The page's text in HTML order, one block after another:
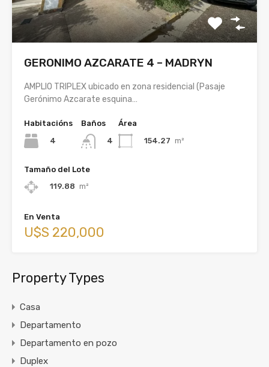
GERONIMO AZCARATE 4 – MADRYN
AMPLIO TRIPLEX ubicado en zona residencial (Pasaje
Gerónimo Azcarate esquina…
Habitacións
4
Baños
4
Área
154.27 m²
Tamaño del Lote
119.88 m²
En Venta
U$S 220,000
Property Types
Casa
Departamento
Departamento en pozo
Duplex